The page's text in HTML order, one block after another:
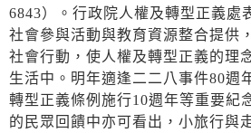
6843）。行政院人權及轉型正義處
社會參與活動與教育資源整合提供
社會行動，使人權及轉型正義的理
生活中。明年適逢二二八事件80週
轉型正義條例施行10週年等重要紀
的民眾回饋中亦可看出，小旅行與